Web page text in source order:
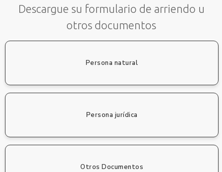
Descargue su formulario de arriendo u
otros documentos
Persona natural
Persona jurídica
Otros Documentos